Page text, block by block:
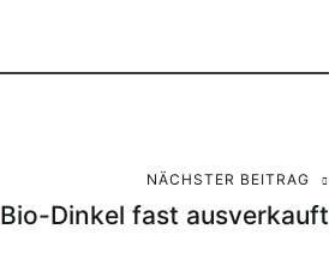
NÄCHSTER BEITRAG
Bio-Dinkel fast ausverkauft